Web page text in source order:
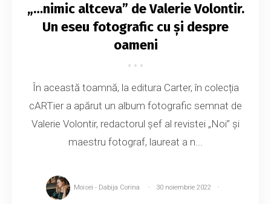
„…nimic altceva” de Valerie Volontir.
Un eseu fotografic cu și despre
oameni
În această toamnă, la editura Carter, în colecția
cARTier a apărut un album fotografic semnat de
Valerie Volontir, redactorul șef al revistei „Noi” și
maestru fotograf, laureat a n...
Moisei - Dabija Corina 30 noiembrie 2022